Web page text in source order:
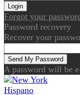
Forgot your
Password recovery
Recover your
A password will be